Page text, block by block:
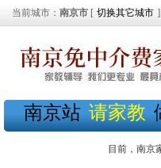
当前城市： 南京市 [ 切换其它城市
南京站 请家教
目前，南京